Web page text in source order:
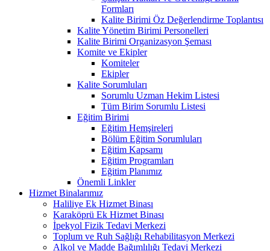
Formları
Kalite Birimi Öz Değerlendirme Toplantısı
Kalite Yönetim Birimi Personelleri
Kalite Birimi Organizasyon Şeması
Komite ve Ekipler
Komiteler
Ekipler
Kalite Sorumluları
Sorumlu Uzman Hekim Listesi
Tüm Birim Sorumlu Listesi
Eğitim Birimi
Eğitim Hemşireleri
Bölüm Eğitim Sorumluları
Eğitim Kapsamı
Eğitim Programları
Eğitim Planımız
Önemli Linkler
Hizmet Binalarımız
Haliliye Ek Hizmet Binası
Karaköprü Ek Hizmet Binası
İpekyol Fizik Tedavi Merkezi
Toplum ve Ruh Sağlığı Rehabilitasyon Merkezi
Alkol ve Madde Bağımlılığı Tedavi Merkezi